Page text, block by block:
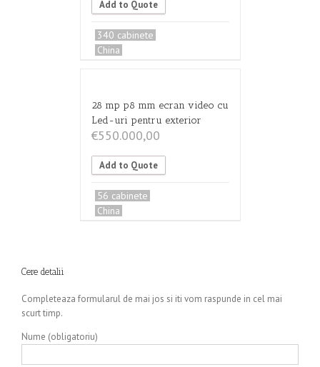
Add to Quote
340 cabinete
China
28 mp p8 mm ecran video cu
Led-uri pentru exterior
€550.000,00
Add to Quote
56 cabinete
China
Cere detalii
Completeaza formularul de mai jos si iti vom raspunde in cel mai
scurt timp.
Nume (obligatoriu)